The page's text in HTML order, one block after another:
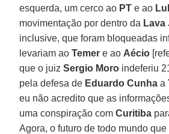
esquerda, um cerco ao PT e ao
movimentação por dentro da Lava
inclusive, que foram bloqueadas
levariam aoTemer e ao Aécio
que o juiz Sergio Moro indeferiu
pela defesa de Eduardo Cunha a
eu não acredito que as
uma conspiração comCuritiba
Agora, o futuro de todo mundo